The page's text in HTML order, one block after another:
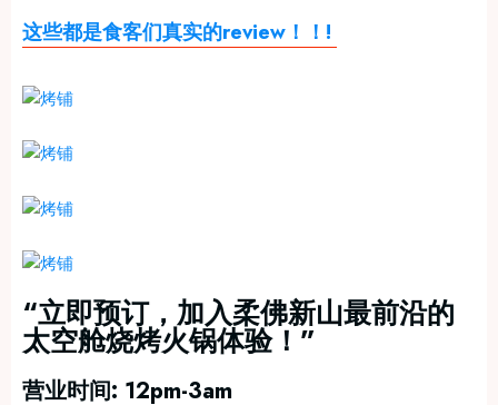
这些都是食客们真实的review！！!
“立即预订，加入柔佛新山最前沿的
太空舱烧烤火锅体验！”
营业时间: 12pm-3am